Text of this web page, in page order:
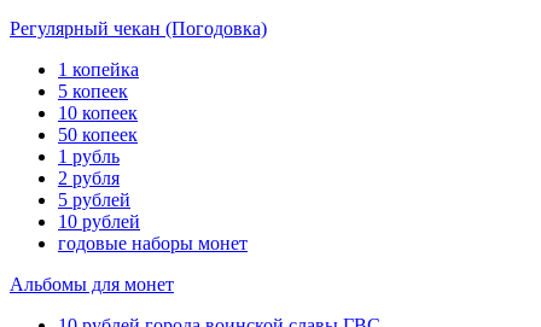
Регулярный чекан (Погодовка)
1 копейка
5 копеек
10 копеек
50 копеек
1 рубль
2 рубля
5 рублей
10 рублей
годовые наборы монет
Альбомы для монет